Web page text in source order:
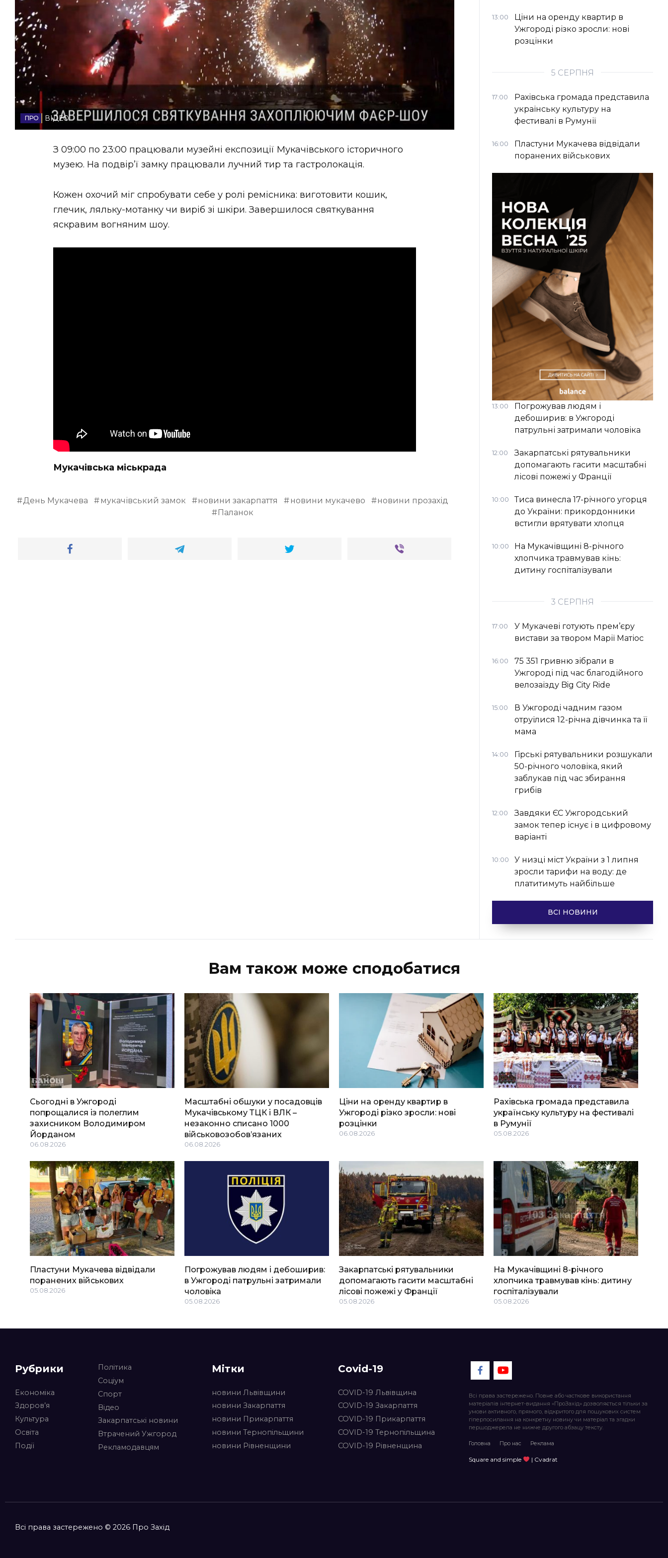
НОВИНИ ЗАХІДНОЇ УКРАЇНИ
ФОТО
ВІДЕО
ВІДЕО
З 09:00 по 23:00 працювали музейні експозиції Мукачівського історичного
музею. На подвір’ї замку працювали лучний тир та гастролокація.
Кожен охочий міг спробувати себе у ролі ремісника: виготовити кошик,
глечик, ляльку-мотанку чи виріб зі шкіри. Завершилося святкування
яскравим вогняним шоу.
Мукачівська міськрада
День Мукачева мукачівський замок новини закарпаття новини мукачево
новини прозахід
Паланок
13:00
Ціни на оренду квартир в
Ужгороді різко зросли: нові
розцінки
5 СЕРПНЯ
17:00
Рахівська громада представила
українську культуру на
фестивалі в Румунії
16:00
Пластуни Мукачева відвідали
поранених військових
13:00
Погрожував людям і
дебоширив: в Ужгороді
патрульні затримали чоловіка
12:00
Закарпатські рятувальники
допомагають гасити масштабні
лісові пожежі у Франції
10:00
Тиса винесла 17-річного угорця
до України: прикордонники
встигли врятувати хлопця
10:00
На Мукачівщині 8-річного
хлопчика травмував кінь:
дитину госпіталізували
3 СЕРПНЯ
17:00
У Мукачеві готують прем’єру
вистави за твором Марії Матіос
16:00
75 351 гривню зібрали в
Ужгороді під час благодійного
велозаїзду Big Сity Ride
15:00
В Ужгороді чадним газом
отруїлися 12-річна дівчинка та її
мама
14:00
Гірські рятувальники розшукали
50-річного чоловіка, який
заблукав під час збирання
грибів
12:00
Завдяки ЄС Ужгородський
замок тепер існує і в цифровому
варіанті
10:00
У низці міст України з 1 липня
зросли тарифи на воду: де
платитимуть найбільше
ВСІ НОВИНИ
Вам також може сподобатися
Сьогодні в Ужгороді
попрощалися із полеглим
захисником Володимиром
Йорданом
06.08.2026
Масштабні обшуки у посадовців
Мукачівському ТЦК і ВЛК –
незаконно списано 1000
військовозобов’язаних
06.08.2026
Ціни на оренду квартир в
Ужгороді різко зросли: нові
розцінки
06.08.2026
Рахівська громада представила
українську культуру на фестивалі
в Румунії
05.08.2026
Пластуни Мукачева відвідали
поранених військових
05.08.2026
Погрожував людям і дебоширив:
в Ужгороді патрульні затримали
чоловіка
05.08.2026
Закарпатські рятувальники
допомагають гасити масштабні
лісові пожежі у Франції
05.08.2026
На Мукачівщині 8-річного
хлопчика травмував кінь: дитину
госпіталізували
05.08.2026
Рубрики
Економіка
Здоров’я
Культура
Освіта
Події
Політика
Соціум
Спорт
Відео
Закарпатські новини
Втрачений Ужгород
Рекламодавцям
Мітки
новини Львівщини
новини Закарпаття
новини Прикарпаття
новини Тернопільщини
новини Рівненщини
Covid-19
COVID-19 Львівщина
COVID-19 Закарпаття
COVID-19 Прикарпаття
COVID-19 Тернопільщина
COVID-19 Рівненщина
Всі права застережено. Повне або часткове використання
матеріалів інтернет-видання «ПроЗахід» дозволяється тільки за
умови активного, прямого, відкритого для пошукових систем
гіперпосилання на конкретну новину чи матеріал та згадки
першоджерела не нижче другого абзацу тексту.
Головна Про нас Реклама
Square and simple | Cvadrat
Всі права застережено © 2026 Про Захід